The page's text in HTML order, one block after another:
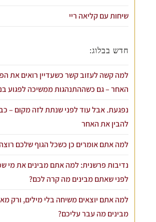
שיחות עם קליאה ריי
חדש בבלוג:
למה קשה לעזוב קשר כשעדיין רואים את
האחר – גם כשההתנהגות ממשיכה לפגוע
נפגעת. אבל עוד לפני שנתת לזה מקום –
להבין את האחר
למה אתם אומרים כן כשכל הגוף שלכם
נדיבות פרשנית: למה אתם מבינים את מי
לפני שאתם מבינים מה קרה לכם?
למה אתם יוצאים משיחה בלי מילים, ורק
מבינים מה עבר עליכם?